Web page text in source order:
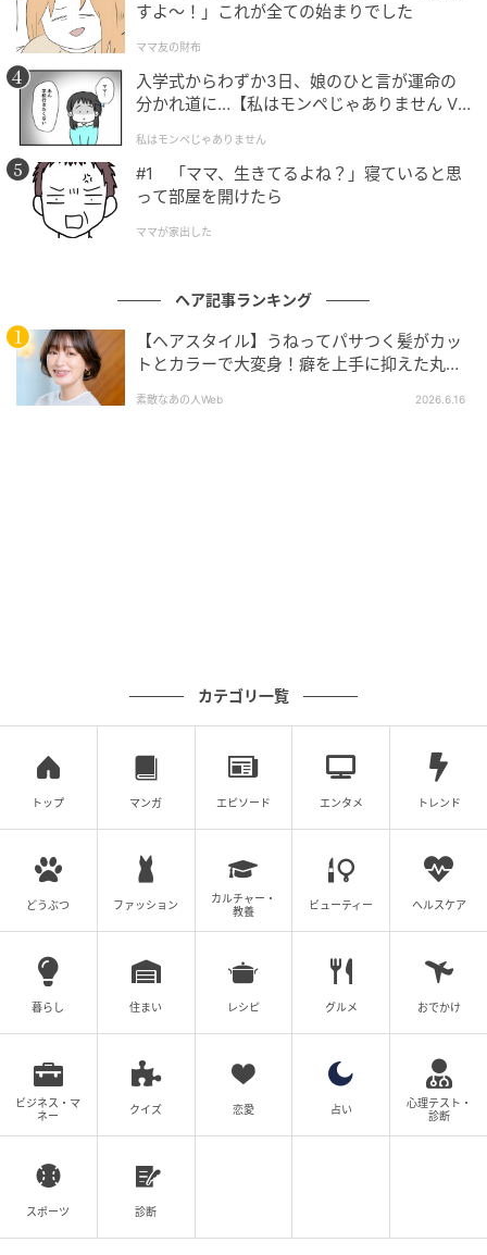
すよ〜！」これが全ての始まりでした
ママ友の財布
入学式からわずか3日、娘のひと言が運命の
分かれ道に…【私はモンペじゃありません Vo
私はモンペじゃありません
#1 「ママ、生きてるよね？」寝ていると思
って部屋を開けたら
ママが家出した
ヘア記事ランキング
【ヘアスタイル】うねってパサつく髪がカッ
トとカラーで大変身！癖を上手に抑えた丸み
素敵なあの人Web 2026.6.16
カテゴリ一覧
トップ マンガ エピソード エンタメ トレンド
どうぶつ ファッション
カルチャー・
教養
ビューティー ヘルスケア
暮らし 住まい レシピ グルメ おでかけ
ビジネス・マ
ネー
クイズ 恋愛 占い
心理テスト・
診断
スポーツ 診断